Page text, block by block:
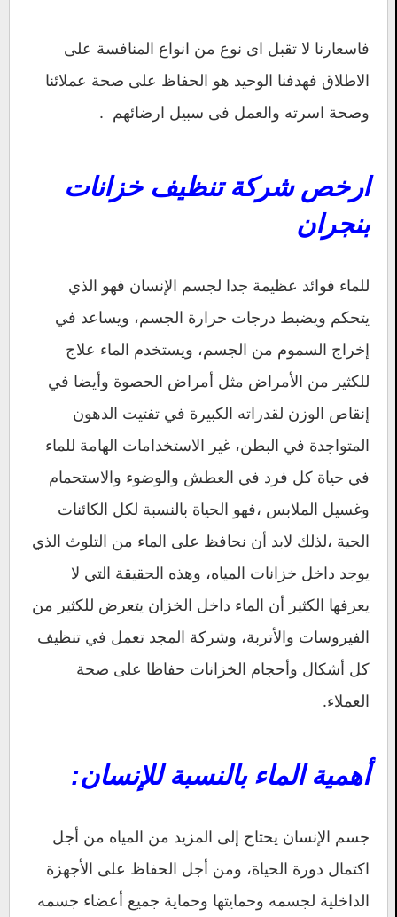
فاسعارنا لا تقبل اى نوع من انواع المنافسة على
الاطلاق فهدفنا الوحيد هو الحفاظ على صحة عملائنا
وصحة اسرته والعمل فى سبيل ارضائهم .
ارخص شركة تنظيف خزانات
بنجران
للماء فوائد عظيمة جدا لجسم الإنسان فهو الذي
يتحكم ويضبط درجات حرارة الجسم، ويساعد في
إخراج السموم من الجسم، ويستخدم الماء علاج
للكثير من الأمراض مثل أمراض الحصوة وأيضا في
إنقاص الوزن لقدراته الكبيرة في تفتيت الدهون
المتواجدة في البطن، غير الاستخدامات الهامة للماء
في حياة كل فرد في العطش والوضوء والاستحمام
وغسيل الملابس ،فهو الحياة بالنسبة لكل الكائنات
الحية ،لذلك لابد أن نحافظ على الماء من التلوث الذي
يوجد داخل خزانات المياه، وهذه الحقيقة التي لا
يعرفها الكثير أن الماء داخل الخزان يتعرض للكثير من
الفيروسات والأتربة، وشركة المجد تعمل في تنظيف
كل أشكال وأحجام الخزانات حفاظا على صحة
العملاء.
أهمية الماء بالنسبة للإنسان:
جسم الإنسان يحتاج إلى المزيد من المياه من أجل
اكتمال دورة الحياة، ومن أجل الحفاظ على الأجهزة
الداخلية لجسمه وحمايتها وحماية جميع أعضاء جسمه